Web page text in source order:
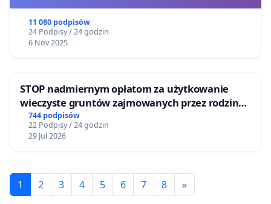
11 080 podpisów
24 Podpisy / 24 godzin
6 Nov 2025
STOP nadmiernym opłatom za użytkowanie
wieczyste gruntów zajmowanych przez rodzinne
ogrody działkowe.
744 podpisów
22 Podpisy / 24 godzin
29 Jul 2026
1 2 3 4 5 6 7 8 »